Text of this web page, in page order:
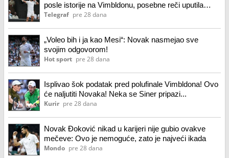
posle istorije na Vimbldonu, posebne reči uputila
njegovoj ćerki
Telegraf pre 28 dana
„Voleo bih i ja kao Mesi“: Novak nasmejao sve
svojim odgovorom!
Hot sport pre 28 dana
Isplivao šok podatak pred polufinale Vimbldona! Ovo
će naljutiti Novaka! Neka se Siner pripazi...
Kurir pre 28 dana
Novak Đoković nikad u karijeri nije gubio ovakve
mečeve: Ovo je nemoguće, zato je najveći ikada
Mondo pre 28 dana